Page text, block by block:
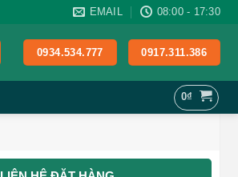
EMAIL 08:00 - 17:30
0934.534.777 0917.311.386
0₫